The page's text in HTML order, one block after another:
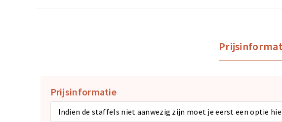
Prijsinformatie
Indien de staffels niet aanwezig zijn moet je eerst een optie